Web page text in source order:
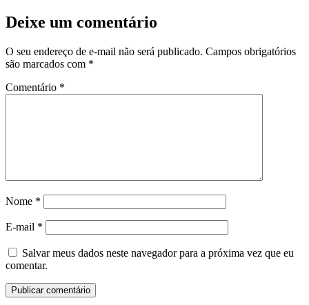
Deixe um comentário
O seu endereço de e-mail não será publicado. Campos obrigatórios
são marcados com *
Comentário *
Nome *
E-mail *
Salvar meus dados neste navegador para a próxima vez que eu
comentar.